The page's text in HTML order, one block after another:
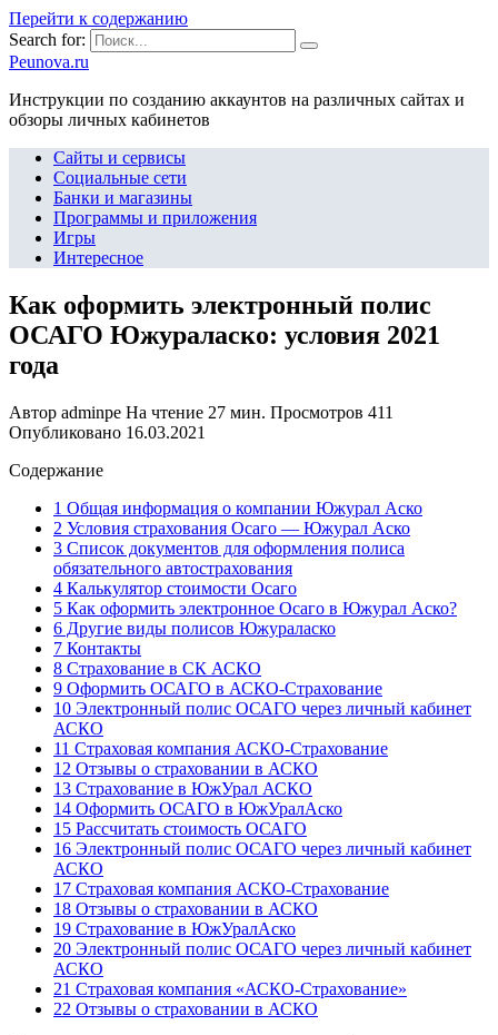
Перейти к содержанию
Search for:
Peunova.ru
Инструкции по созданию аккаунтов на различных сайтах и
обзоры личных кабинетов
Сайты и сервисы
Социальные сети
Банки и магазины
Программы и приложения
Игры
Интересное
Как оформить электронный полис
ОСАГО Южураласко: условия 2021
года
Автор adminpe На чтение 27 мин. Просмотров 411
Опубликовано 16.03.2021
Содержание
1 Общая информация о компании Южурал Аско
2 Условия страхования Осаго — Южурал Аско
3 Список документов для оформления полиса
обязательного автострахования
4 Калькулятор стоимости Осаго
5 Как оформить электронное Осаго в Южурал Аско?
6 Другие виды полисов Южураласко
7 Контакты
8 Страхование в СК АСКО
9 Оформить ОСАГО в АСКО-Страхование
10 Электронный полис ОСАГО через личный кабинет
АСКО
11 Страховая компания АСКО-Страхование
12 Отзывы о страховании в АСКО
13 Страхование в ЮжУрал АСКО
14 Оформить ОСАГО в ЮжУралАско
15 Рассчитать стоимость ОСАГО
16 Электронный полис ОСАГО через личный кабинет
АСКО
17 Страховая компания АСКО-Страхование
18 Отзывы о страховании в АСКО
19 Страхование в ЮжУралАско
20 Электронный полис ОСАГО через личный кабинет
АСКО
21 Страховая компания «АСКО-Страхование»
22 Отзывы о страховании в АСКО